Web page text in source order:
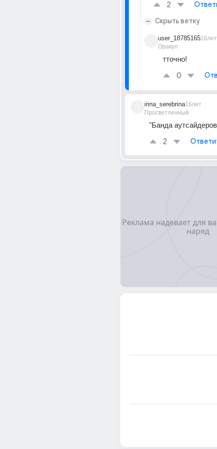
2
Скрыть ветку
user_18785165
Оракул
16лет
тточно!
0
irina_serebrina
Просветленный
16лет
"Банда
2